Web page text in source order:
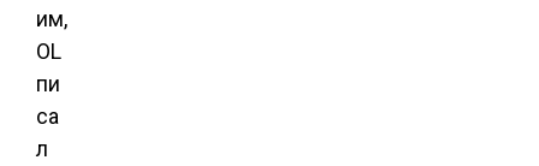
им,
OL
пи
са
л